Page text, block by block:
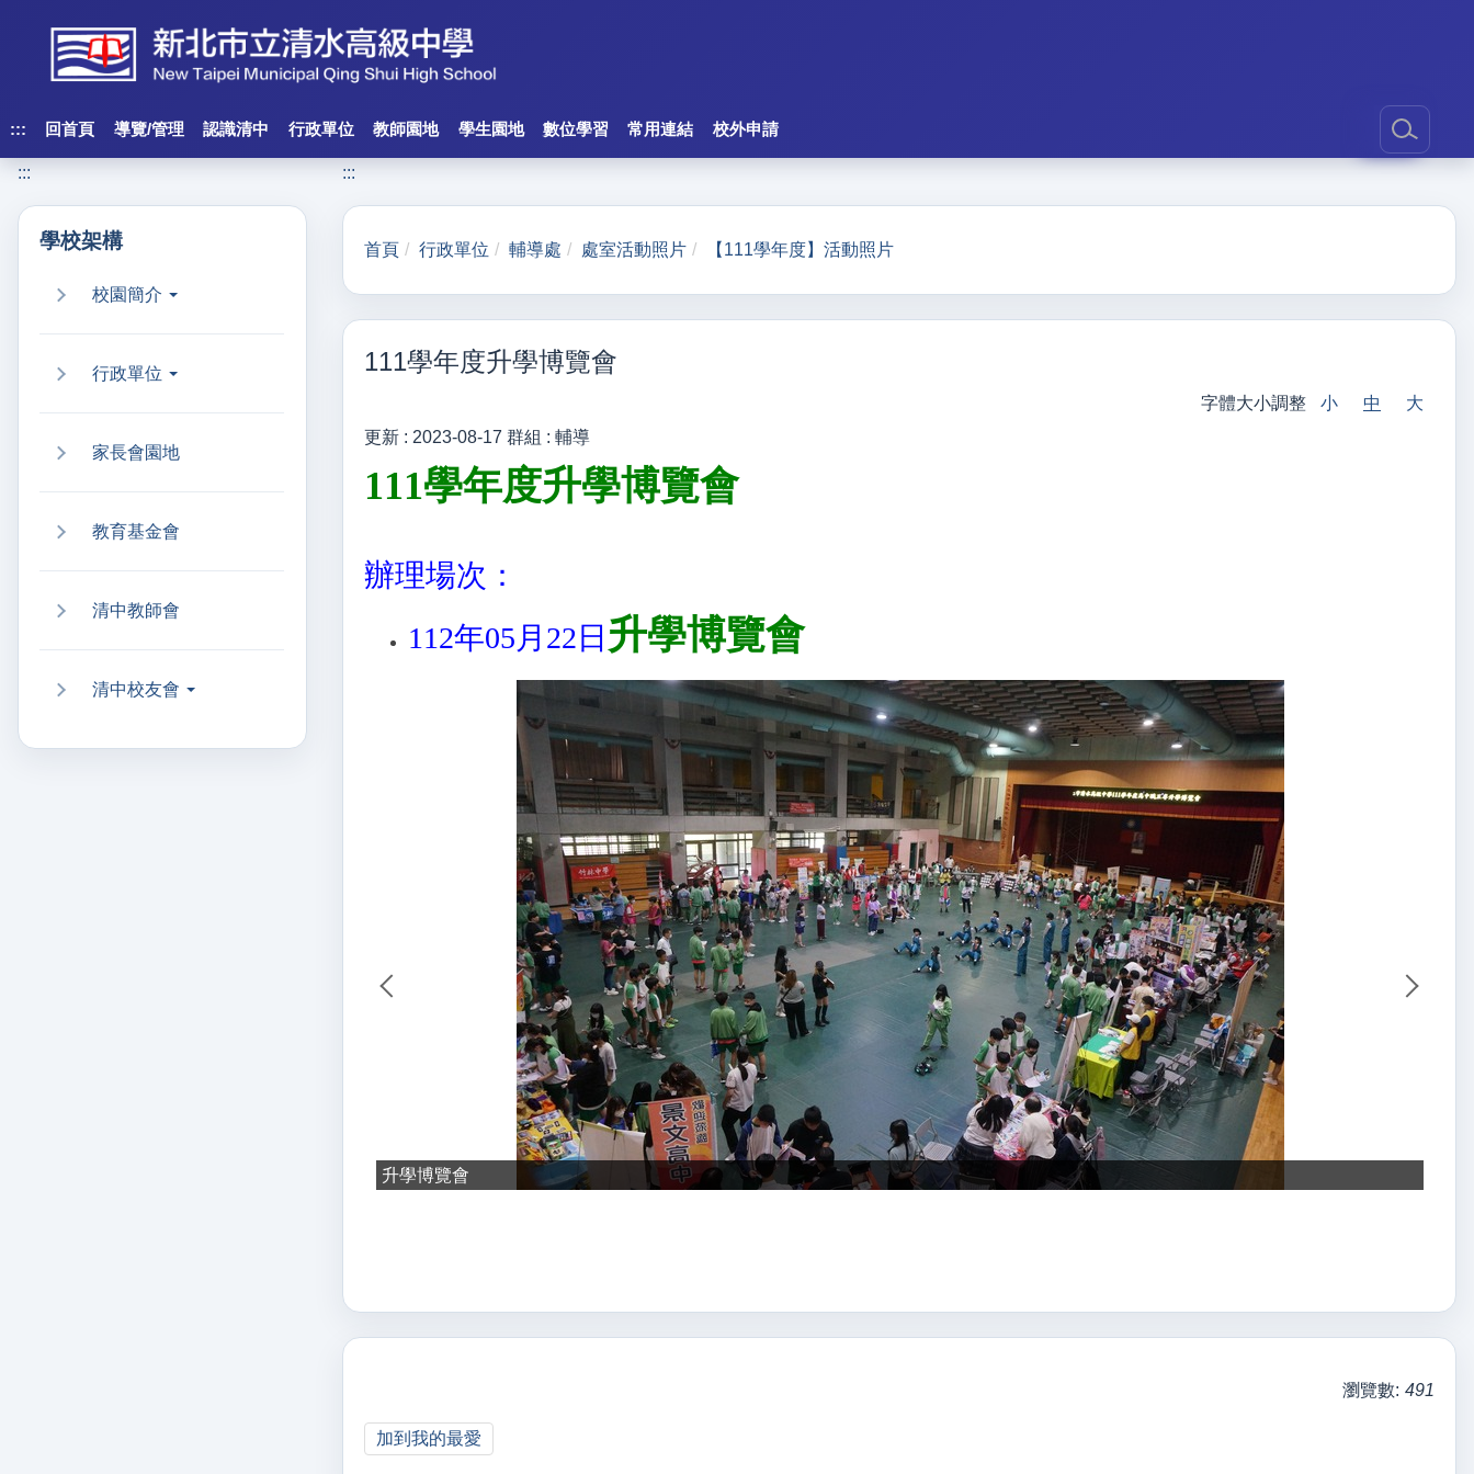
內
區
塊
::: 回首頁 導覽/管理 認識清中 行政單位 教師園地 學生園地 數位學習 常用連結 校外申請
:::
學校架構
校園簡介
行政單位
家長會園地
教育基金會
清中教師會
清中校友會
:::
首頁 行政單位 輔導處 處室活動照片 【111學年度】活動照片
111學年度升學博覽會
字體大小調整 小 中
大
更新 :2023-08-17群組 :輔導
111學年度升學博覽會
辦理場次：
112年05月22日 升學博覽會
升學博覽會
瀏覽數: 491
加到我的最愛